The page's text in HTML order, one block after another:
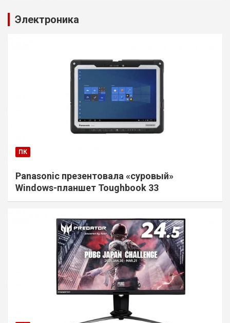
Электроника
ПК
Panasonic презентовала «суровый»
Windows-планшет Toughbook 33